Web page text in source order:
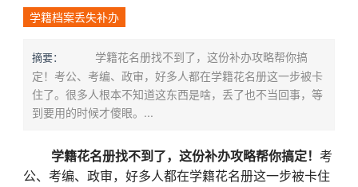
学籍档案丢失补办
摘要：
学籍花名册找不到了，这份补办攻略帮你搞
定！考公、考编、政审，好多人都在学籍花名册这一步被卡
住了。很多人根本不知道这东西是啥，丢了也不当回事，等
到要用的时候才傻眼。...
学籍花名册找不到了，这份补办攻略帮你搞定！ 考
公、考编、政审，好多人都在学籍花名册这一步被卡住